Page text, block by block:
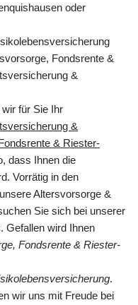
oder
Fondsrente &
&
für Sie Ihr
&
& Riester-
dass Ihnen die
Vorrätig in den
Altersvorsorge &
Sie sich bei unserer
Gefallen wird Ihnen
Fondsrente & Riester-
.
wir uns mit Freude bei